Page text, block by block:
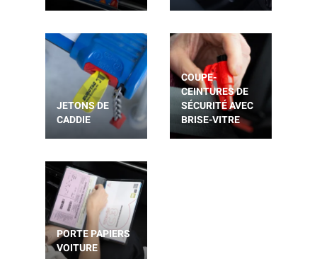
JETONS DE
CADDIE
COUPE-
CEINTURES DE
SÉCURITÉ AVEC
BRISE-VITRE
PORTE PAPIERS
VOITURE